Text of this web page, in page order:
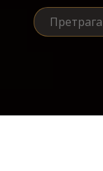
Претрага
за: